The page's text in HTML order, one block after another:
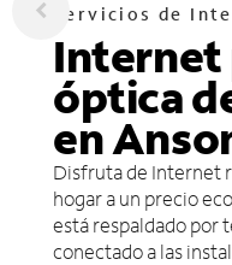
Servicios de
óptica
en
Disfruta de Internet
hogar a un precio
está respaldado por
conectado a las